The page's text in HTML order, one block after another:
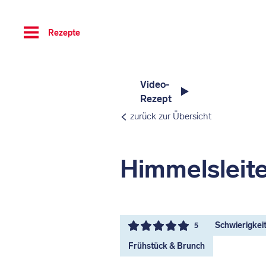
Toggle
navigation
Rezepte
Video-
Rezept
zurück zur Übersicht
5
Frühstück & Brunch